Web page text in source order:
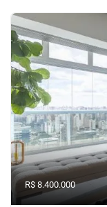
R$ 8.400.000